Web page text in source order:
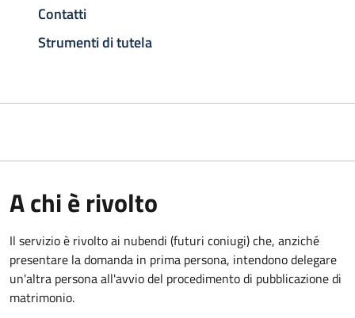
Contatti
Strumenti di tutela
A chi è rivolto
Il servizio è rivolto ai nubendi (futuri coniugi) che, anziché
presentare la domanda in prima persona, intendono delegare
un'altra persona all'avvio del procedimento di pubblicazione di
matrimonio.